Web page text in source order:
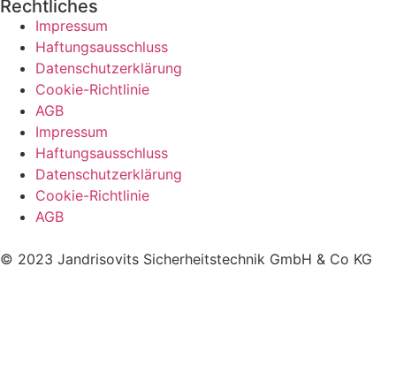
Rechtliches
Impressum
Haftungsausschluss
Datenschutzerklärung
Cookie-Richtlinie
AGB
Impressum
Haftungsausschluss
Datenschutzerklärung
Cookie-Richtlinie
AGB
© 2023 Jandrisovits Sicherheitstechnik GmbH & Co KG